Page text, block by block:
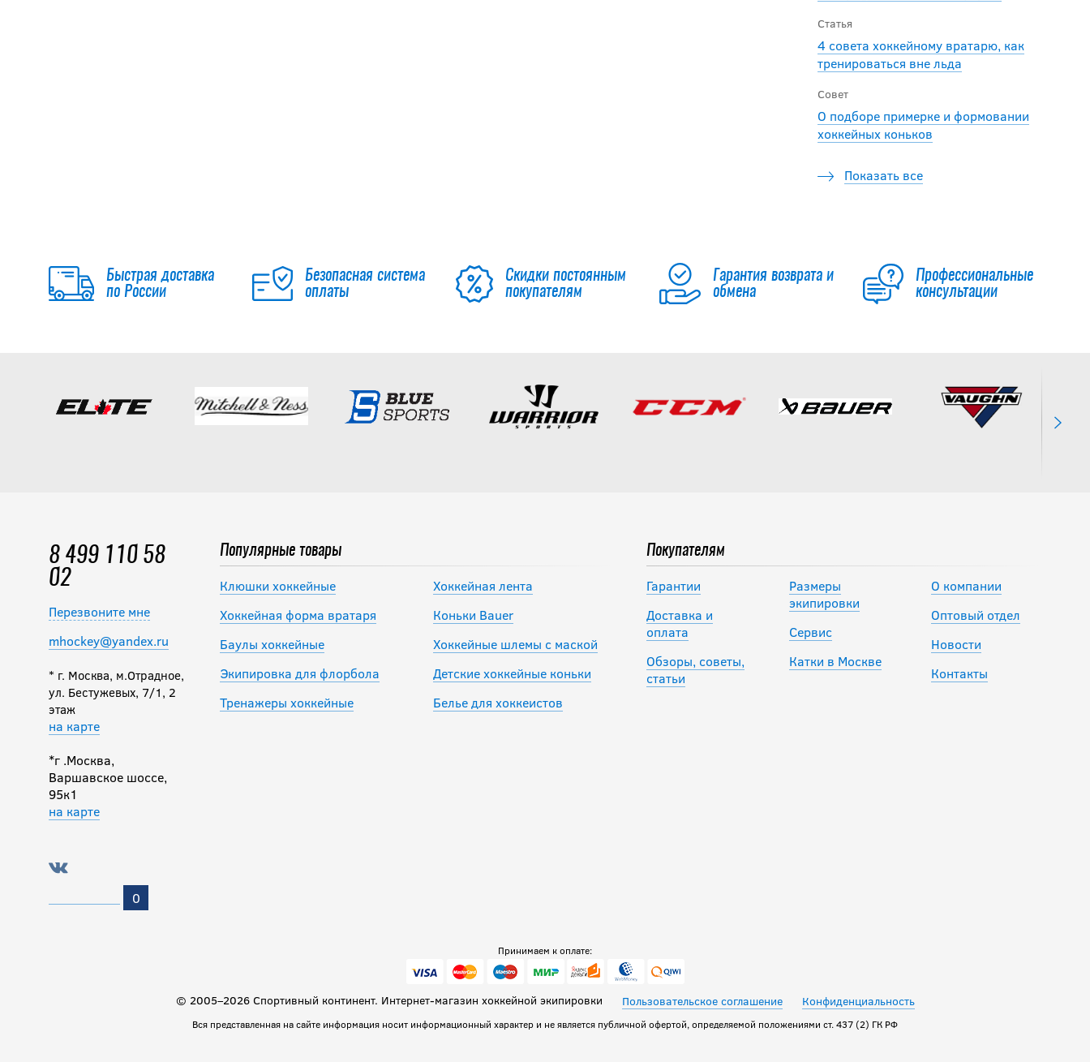
Статья
4 совета хоккейному вратарю, как
тренироваться вне льда
Совет
О подборе примерке и формовании
хоккейных коньков
Показать все
Быстрая доставка
по России
Безопасная система
оплаты
Скидки постоянным
покупателям
Гарантия возврата и
обмена
Профессиональные
консультации
8 499 110 58
02
Перезвоните мне
mhockey@yandex.ru
* г. Москва, м.Отрадное,
ул. Бестужевых, 7/1, 2
этаж
на карте
*г .Москва,
Варшавское шоссе,
95к1
на карте
0
Популярные товары
Клюшки хоккейные
Хоккейная форма вратаря
Баулы хоккейные
Экипировка для флорбола
Тренажеры хоккейные
Хоккейная лента
Коньки Bauer
Хоккейные шлемы с маской
Детские хоккейные коньки
Белье для хоккеистов
Покупателям
Гарантии
Доставка и
оплата
Обзоры, советы,
статьи
Размеры
экипировки
Сервис
Катки в Москве
О компании
Оптовый отдел
Новости
Контакты
Принимаем к оплате:
© 2005–2026 Спортивный континент. Интернет-магазин хоккейной экипировки Пользовательское соглашение Конфиденциальность
Вся представленная на сайте информация носит информационный характер и не является публичной офертой, определяемой положениями ст. 437 (2) ГК РФ